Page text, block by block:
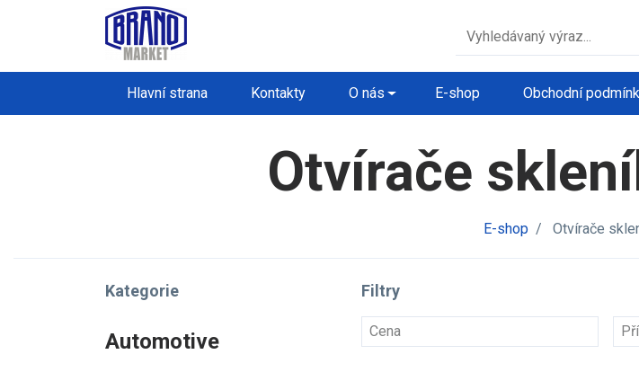
Hlavní strana Kontakty O nás E-shop Obchodní
Otvírače
E-shop / Otvírače
Kategorie
Automotive
Filtry
Cena